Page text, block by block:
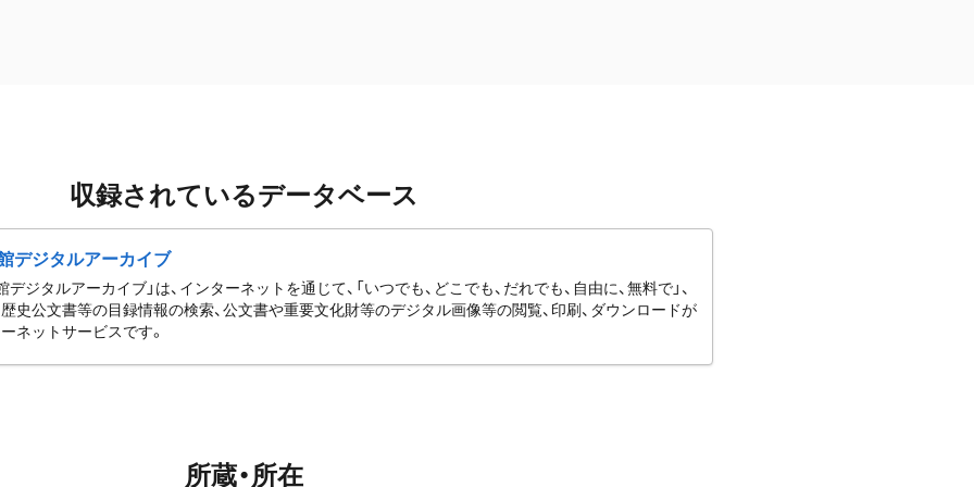
収録されているデータベース
デジタルアーカイブ
デジタルアーカイブ」は、インターネットを通じて、「いつでも、どこでも、だれでも、自由に、無料で」、
史公文書等の目録情報の検索、公文書や重要文化財等のデジタル画像等の閲覧、印刷、ダウンロードが
ネットサービスです。
所蔵・所在